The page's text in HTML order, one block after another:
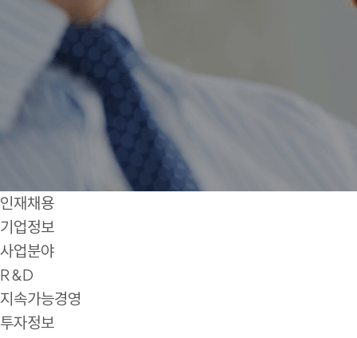
인재채용
기업정보
사업분야
R&D
지속가능경영
투자정보